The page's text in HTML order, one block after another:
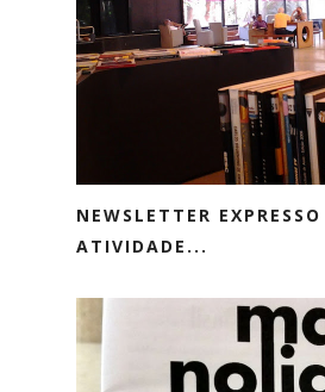
NEWSLETTER
ATIVIDADE...